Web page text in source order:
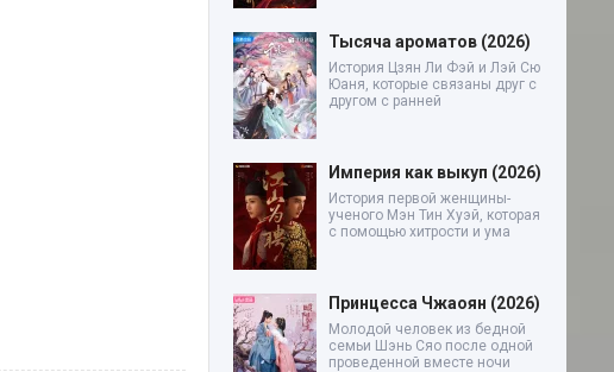
Тысяча ароматов (2026)
История Цзян Ли Фэй и Лэй Сю
Юаня, которые связаны друг с
другом с ранней
Империя как выкуп (2026)
История первой женщины-
ученого Мэн Тин Хуэй, которая
с помощью хитрости и ума
Принцесса Чжаоян (2026)
Молодой человек из бедной
семьи Шэнь Сяо после одной
проведенной вместе ночи